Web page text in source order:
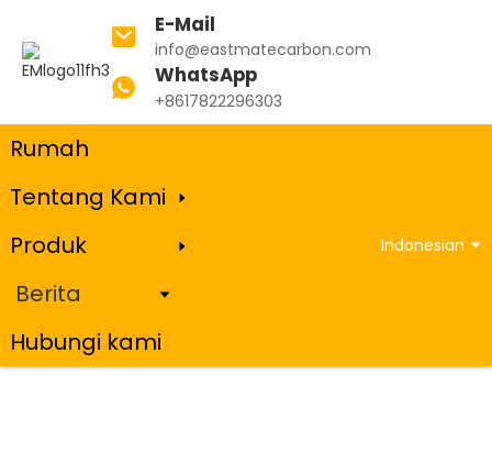
E-Mail
info@eastmatecarbon.com
WhatsApp
+8617822296303
Rumah
Tentang Kami
Produk
Berita
Hubungi kami
Indonesian
Berita
Berita